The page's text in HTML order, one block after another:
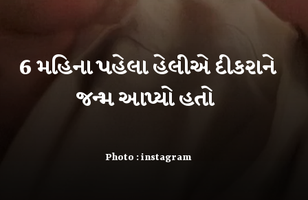
Photo : instagram
6 મહિના પહેલા હેલીએ દીકરાને
જન્મ આપ્યો હતો